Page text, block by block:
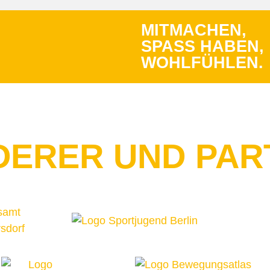
MITMACHEN,
SPASS HABEN, W
OHLFÜHLEN.
UND